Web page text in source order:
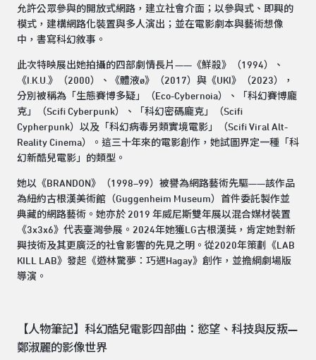
允許公眾參與的開放式網路，建立社會介面；以參與式、即興的
模式，建構網路化裝置與多人演出；並在電影劇本與藝術想像
中，書寫科幻敘事。
此次特映展出她拍攝的四部劇情長片——《鮮殺》（1994）、
《I.K.U.》（2000）、《體液ø》（2017）與《UKI》（2023），
分別被稱為「生態賽博多疑」（Eco-Cybernoia）、「科幻賽博龐
克」（Scifi Cyberpunk）、「科幻密碼龐克」（Scifi
Cypherpunk）以及「科幻病毒另類實境電影」（Scifi Viral Alt-
Reality Cinema）。這三十年來的電影創作，她試圖界定一種「科
幻新酷兒電影」的類型。
她以《BRANDON》（1998–99）被譽為網路藝術先驅——該作品
為紐約古根漢美術館（Guggenheim Museum）首件委託製作並
典藏的網路藝術。她亦於 2019 年威尼斯雙年展以混合媒材裝置
《3x3x6》代表臺灣參展。2024年她獲LG古根漢獎，肯定她對新
興技術及其更廣泛的社會影響的先見之明。從2020年策劃《LAB
KILL LAB》發起《遊林驚夢：巧遇Hagay》創作，並擔綱劇場版
導演。
【人物筆記】科幻酷兒電影四部曲：慾望、科技與反叛—
鄭淑麗的影像世界